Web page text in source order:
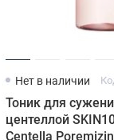
Нет в наличии
Тоник для
центеллой
Centella